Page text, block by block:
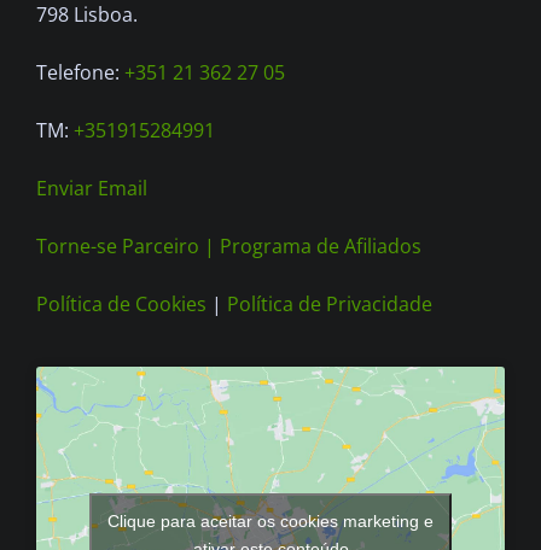
798 Lisboa.
Telefone: +351 21 362 27 05
TM: +351915284991
Enviar Email
Torne-se Parceiro | Programa de Afiliados
Política de Cookies | Política de Privacidade
Clique para aceitar os cookies marketing e